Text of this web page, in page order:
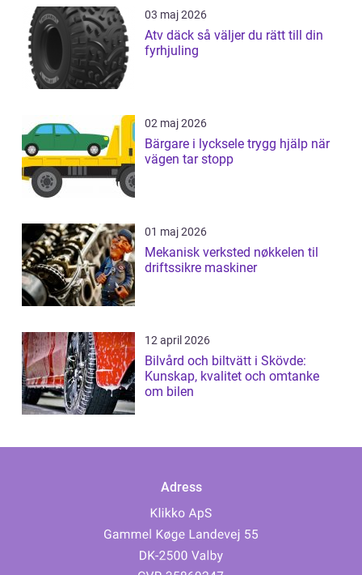
03 maj 2026
Atv däck så väljer du rätt till din
fyrhjuling
02 maj 2026
Bärgare i lycksele trygg hjälp när
vägen tar stopp
01 maj 2026
Mekanisk verksted nøkkelen til
driftssikre maskiner
12 april 2026
Bilvård och biltvätt i Skövde:
Kunskap, kvalitet och omtanke
om bilen
Adress